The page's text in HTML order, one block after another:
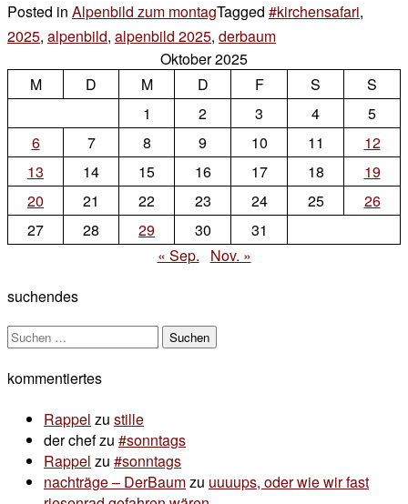
Posted in Alpenbild zum montagTagged #kirchensafari,
2025, alpenbild, alpenbild 2025, derbaum
alpenbild
zum
montag
Oktober 2025
M
D M D F S
S
1
2 3 4
5
6
7 8 9 10 11
12
13
14 15 16 17 18
19
20
21 22 23 24 25
26
27
28 29 30
31
« Sep.
Nov. »
suchendes
Suchen
kommentiertes
Rappel zu stille
der chefzu #sonntags
Rappel zu #sonntags
nachträge – DerBaumzu uuuups, oder wie wir fast